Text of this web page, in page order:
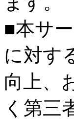
■本サ
に対す
向上、
く第三